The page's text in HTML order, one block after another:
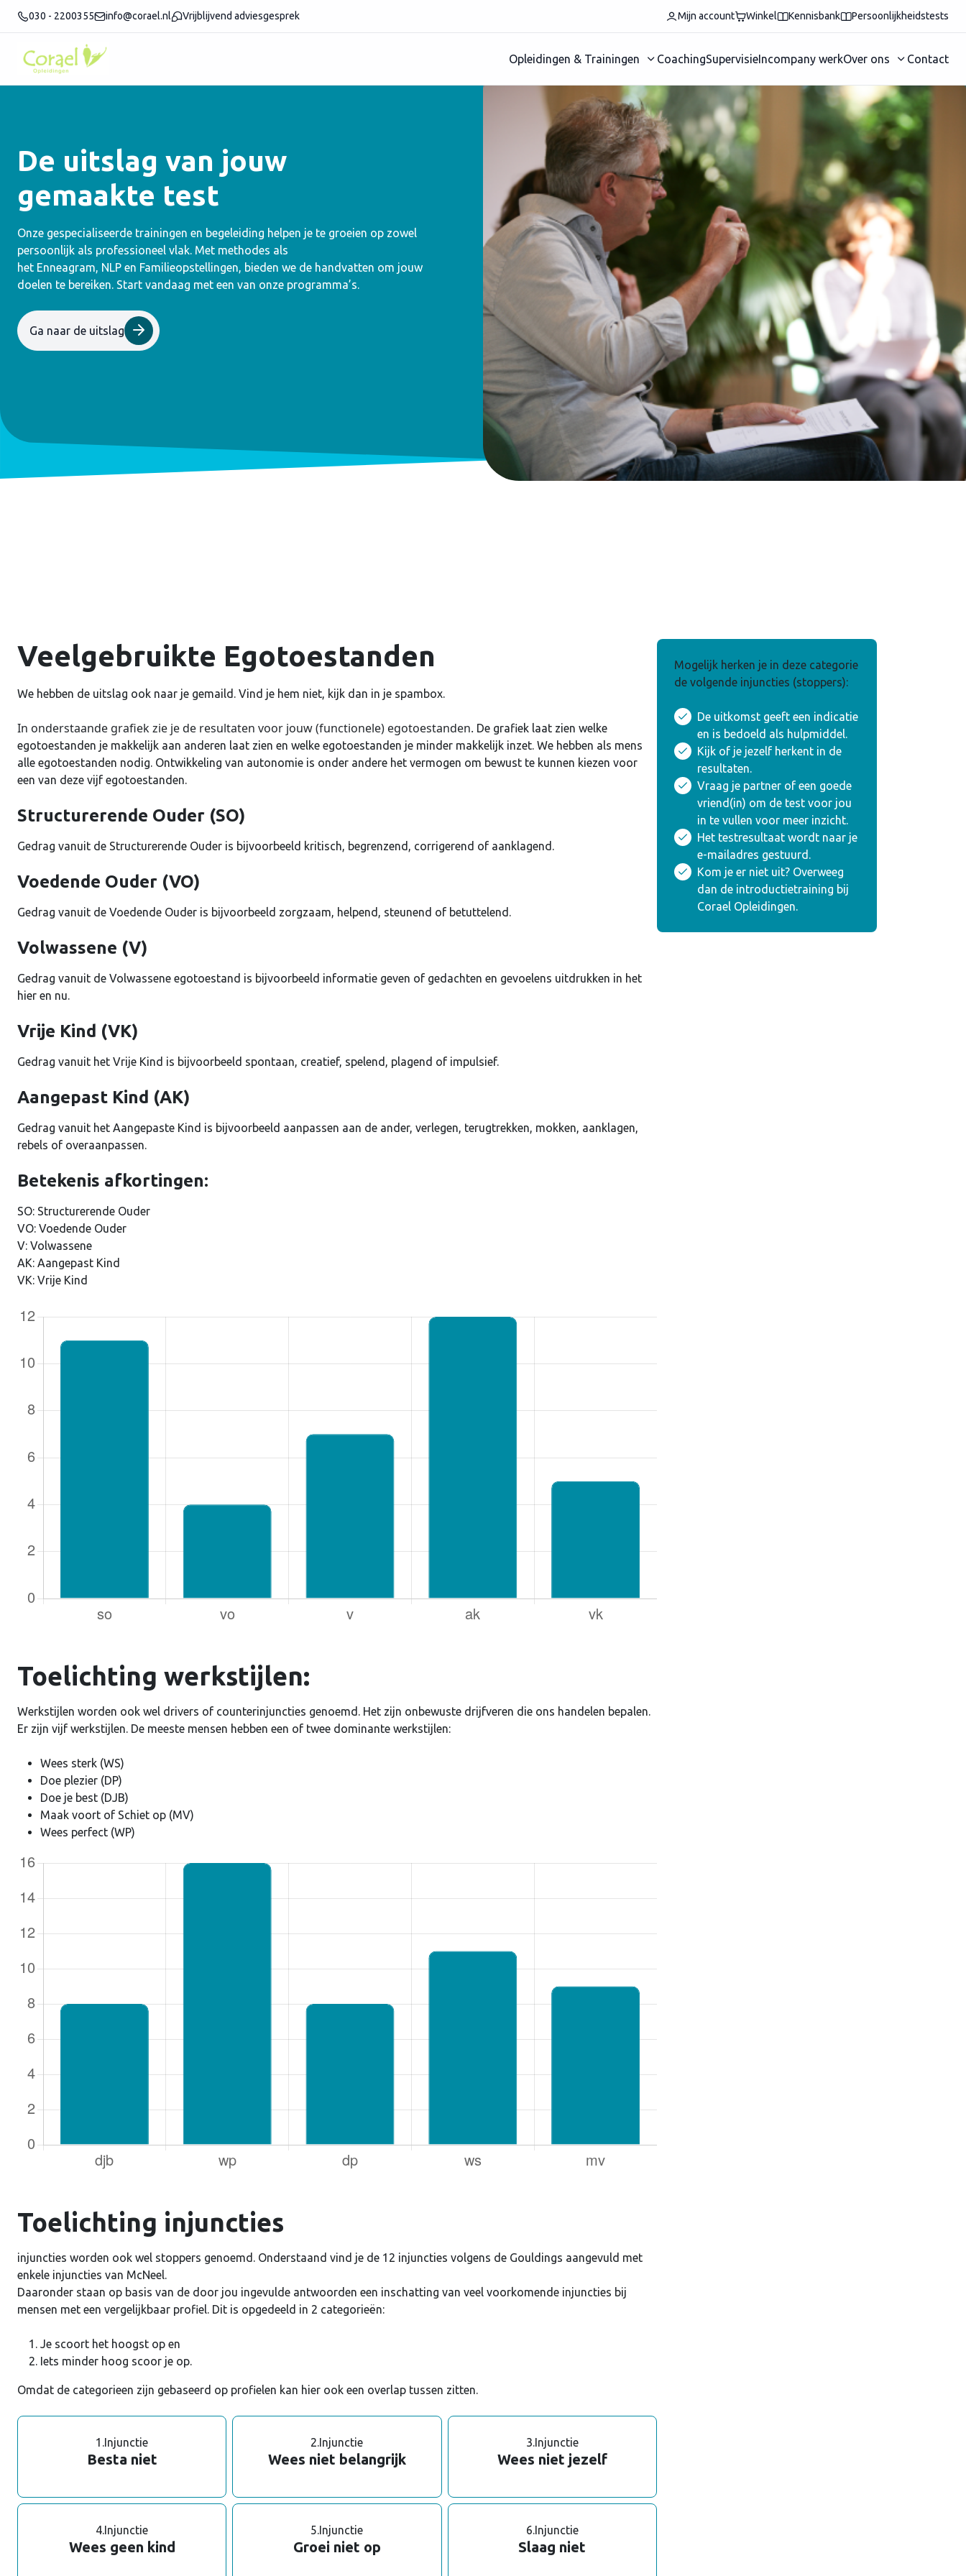
030 - 2200355 info@corael.nl Vrijblijvend adviesgesprek Mijn account Winkel Kennisbank Persoonlijkheidstests
Opleidingen & Trainingen CoachingSupervisieIncompany werkOver ons Contact
De uitslag van jouw
gemaakte test
Onze gespecialiseerde trainingen en begeleiding helpen je te groeien op zowel
persoonlijk als professioneel vlak. Met methodes als
het Enneagram, NLP en Familieopstellingen, bieden we de handvatten om jouw
doelen te bereiken. Start vandaag met een van onze programma’s.
Ga naar de uitslag
Veelgebruikte Egotoestanden
We hebben de uitslag ook naar je gemaild. Vind je hem niet, kijk dan in je spambox.
In onderstaande grafiek zie je de resultaten voor jouw (functionele) egotoestanden. De grafiek laat zien welke
egotoestanden je makkelijk aan anderen laat zien en welke egotoestanden je minder makkelijk inzet. We hebben als mens
alle egotoestanden nodig. Ontwikkeling van autonomie is onder andere het vermogen om bewust te kunnen kiezen voor
een van deze vijf egotoestanden.
Structurerende Ouder (SO)
Gedrag vanuit de Structurerende Ouder is bijvoorbeeld kritisch, begrenzend, corrigerend of aanklagend.
Voedende Ouder (VO)
Gedrag vanuit de Voedende Ouder is bijvoorbeeld zorgzaam, helpend, steunend of betuttelend.
Volwassene (V)
Gedrag vanuit de Volwassene egotoestand is bijvoorbeeld informatie geven of gedachten en gevoelens uitdrukken in het
hier en nu.
Vrije Kind (VK)
Gedrag vanuit het Vrije Kind is bijvoorbeeld spontaan, creatief, spelend, plagend of impulsief.
Aangepast Kind (AK)
Gedrag vanuit het Aangepaste Kind is bijvoorbeeld aanpassen aan de ander, verlegen, terugtrekken, mokken, aanklagen,
rebels of overaanpassen.
Betekenis afkortingen:
SO: Structurerende Ouder
VO: Voedende Ouder
V: Volwassene
AK: Aangepast Kind
VK: Vrije Kind
Toelichting werkstijlen:
Werkstijlen worden ook wel drivers of counterinjuncties genoemd. Het zijn onbewuste drijfveren die ons handelen bepalen.
Er zijn vijf werkstijlen. De meeste mensen hebben een of twee dominante werkstijlen:
Wees sterk (WS)
Doe plezier (DP)
Doe je best (DJB)
Maak voort of Schiet op (MV)
Wees perfect (WP)
Toelichting injuncties
injuncties worden ook wel stoppers genoemd. Onderstaand vind je de 12 injuncties volgens de Gouldings aangevuld met
enkele injuncties van McNeel.
Daaronder staan op basis van de door jou ingevulde antwoorden een inschatting van veel voorkomende injuncties bij
mensen met een vergelijkbaar profiel. Dit is opgedeeld in 2 categorieën:
Je scoort het hoogst op en
Iets minder hoog scoor je op.
Omdat de categorieen zijn gebaseerd op profielen kan hier ook een overlap tussen zitten.
1.Injunctie
Besta niet
2.Injunctie
Wees niet belangrijk
3.Injunctie
Wees niet jezelf
4.Injunctie
Wees geen kind
5.Injunctie
Groei niet op
6.Injunctie
Slaag niet
Mogelijk herken je in deze categorie
de volgende injuncties (stoppers):
De uitkomst geeft een indicatie
en is bedoeld als hulpmiddel.
Kijk of je jezelf herkent in de
resultaten.
Vraag je partner of een goede
vriend(in) om de test voor jou
in te vullen voor meer inzicht.
Het testresultaat wordt naar je
e-mailadres gestuurd.
Kom je er niet uit? Overweeg
dan de introductietraining bij
Corael Opleidingen.
Gebruikersnaam of e-mailadres
Je wachtwoord vergeten?